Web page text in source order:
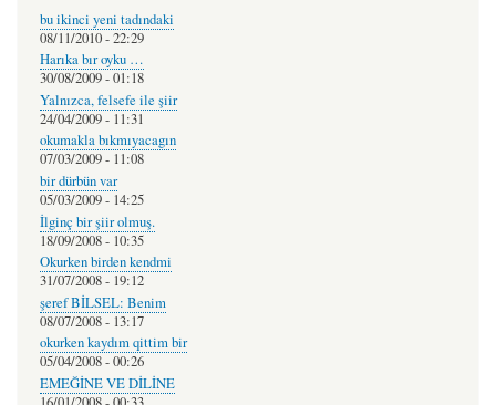
bu ikinci yeni tadındaki
08/11/2010 - 22:29
Harıka bır oyku …
30/08/2009 - 01:18
Yalnızca, felsefe ile şiir
24/04/2009 - 11:31
okumakla bıkmıyacagın
07/03/2009 - 11:08
bir dürbün var
05/03/2009 - 14:25
İlginç bir şiir olmuş.
18/09/2008 - 10:35
Okurken birden kendmi
31/07/2008 - 19:12
şeref BİLSEL: Benim
08/07/2008 - 13:17
okurken kaydım qittim bir
05/04/2008 - 00:26
EMEĞİNE VE DİLİNE